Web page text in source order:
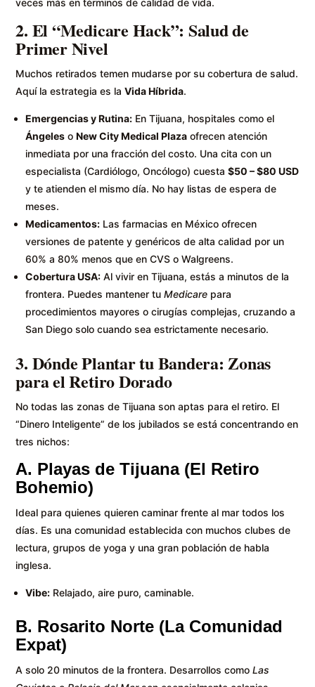
2. El “Medicare Hack”: Salud de
Primer Nivel
Muchos retirados temen mudarse por su cobertura de salud.
Aquí la estrategia es laVida Híbrida.
Emergencias y Rutina: En Tijuana, hospitales como el
Ángeles oNew City Medical Plaza ofrecen atención
inmediata por una fracción del costo. Una cita con un
especialista (Cardiólogo, Oncólogo) cuesta$50 – $80 USD
y te atienden el mismo día. No hay listas de espera de
meses.
Medicamentos: Las farmacias en México ofrecen
versiones de patente y genéricos de alta calidad por un
60% a 80% menos que en CVS o Walgreens.
Cobertura USA: Al vivir en Tijuana, estás a minutos de la
frontera. Puedes mantener tuMedicare para
procedimientos mayores o cirugías complejas, cruzando a
San Diego solo cuando sea estrictamente necesario.
3. Dónde Plantar tu Bandera: Zonas
para el Retiro Dorado
No todas las zonas de Tijuana son aptas para el retiro. El
“Dinero Inteligente” de los jubilados se está concentrando en
tres nichos:
A. Playas de Tijuana (El Retiro
Bohemio)
Ideal para quienes quieren caminar frente al mar todos los
días. Es una comunidad establecida con muchos clubes de
lectura, grupos de yoga y una gran población de habla
inglesa.
Vibe: Relajado, aire puro, caminable.
B. Rosarito Norte (La Comunidad
Expat)
A solo 20 minutos de la frontera. Desarrollos comoLas